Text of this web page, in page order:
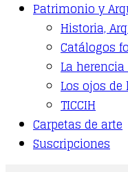
Patrimonio y
Historia,
Catálogos
La
Los ojos
TICCIH
Carpetas de arte
Suscripciones